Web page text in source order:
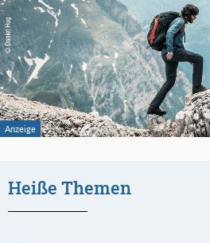
Heiße Themen